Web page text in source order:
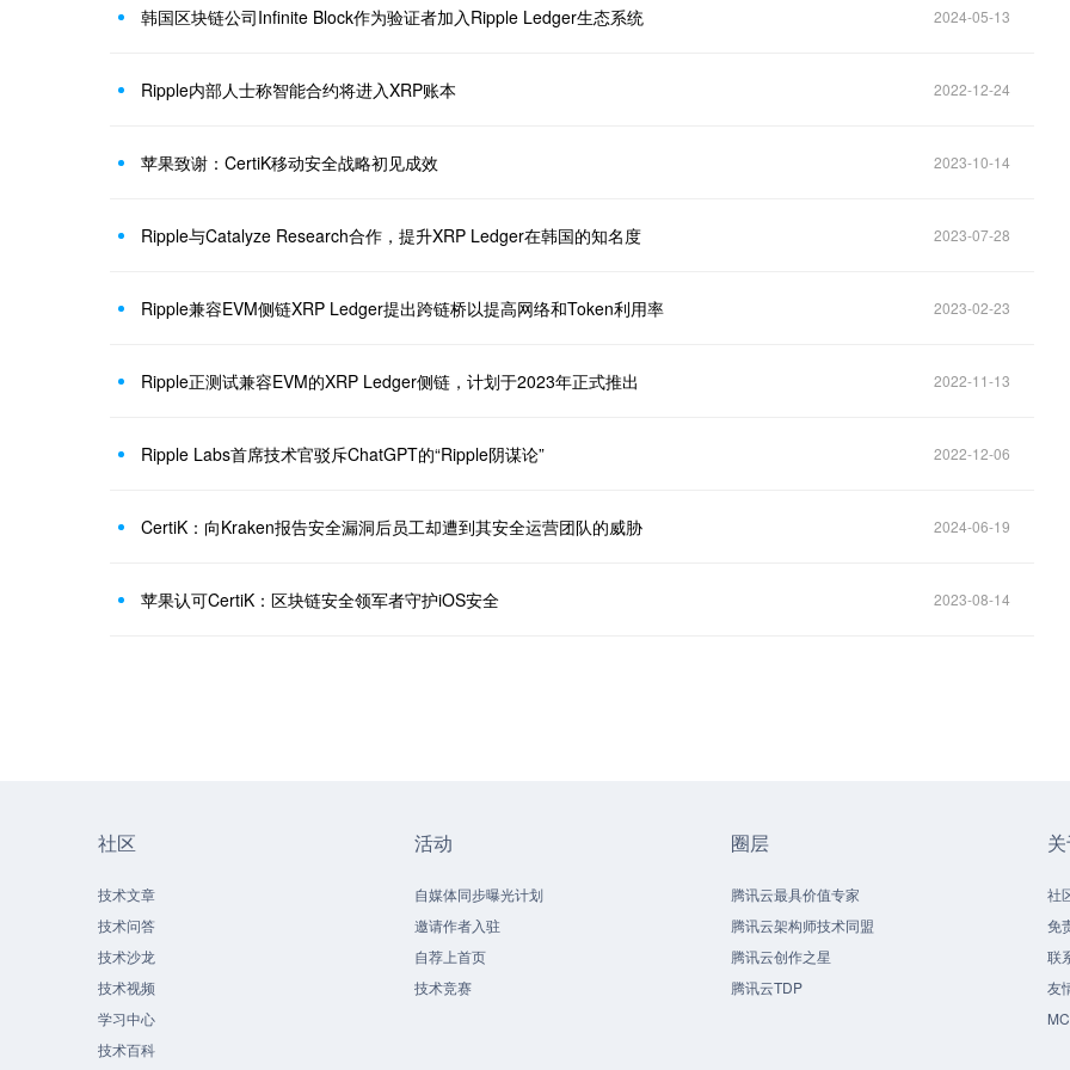
韩国区块链公司Infinite Block作为验证者加入Ripple Ledger生态系统 2024-05-13
Ripple内部人士称智能合约将进入XRP账本 2022-12-24
苹果致谢：CertiK移动安全战略初见成效 2023-10-14
Ripple与Catalyze Research合作，提升XRP Ledger在韩国的知名度 2023-07-28
Ripple兼容EVM侧链XRP Ledger提出跨链桥以提高网络和Token利用率 2023-02-23
Ripple正测试兼容EVM的XRP Ledger侧链，计划于2023年正式推出 2022-11-13
Ripple Labs首席技术官驳斥ChatGPT的“Ripple阴谋论” 2022-12-06
CertiK：向Kraken报告安全漏洞后员工却遭到其安全运营团队的威胁 2024-06-19
苹果认可CertiK：区块链安全领军者守护iOS安全 2023-08-14
社区
技术文章
技术问答
技术沙龙
技术视频
学习中心
技术百科
活动
自媒体同步曝光计划
邀请作者入驻
自荐上首页
技术竞赛
圈层
腾讯云最具价值专家
腾讯云架构师技术同盟
腾讯云创作之星
腾讯云TDP
社
免
联
友